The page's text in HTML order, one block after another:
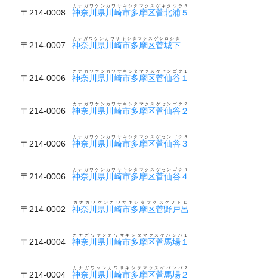
〒214-0008 神奈川県川崎市多摩区菅北浦５
カナガワケンカワサキシタマクスゲキタウラ５
〒214-0007 神奈川県川崎市多摩区菅城下
カナガワケンカワサキシタマクスゲシロシタ
〒214-0006 神奈川県川崎市多摩区菅仙谷１
カナガワケンカワサキシタマクスゲセンゴク１
〒214-0006 神奈川県川崎市多摩区菅仙谷２
カナガワケンカワサキシタマクスゲセンゴク２
〒214-0006 神奈川県川崎市多摩区菅仙谷３
カナガワケンカワサキシタマクスゲセンゴク３
〒214-0006 神奈川県川崎市多摩区菅仙谷４
カナガワケンカワサキシタマクスゲセンゴク４
〒214-0002 神奈川県川崎市多摩区菅野戸呂
カナガワケンカワサキシタマクスゲノトロ
〒214-0004 神奈川県川崎市多摩区菅馬場１
カナガワケンカワサキシタマクスゲバンバ１
〒214-0004 神奈川県川崎市多摩区菅馬場２
カナガワケンカワサキシタマクスゲバンバ２